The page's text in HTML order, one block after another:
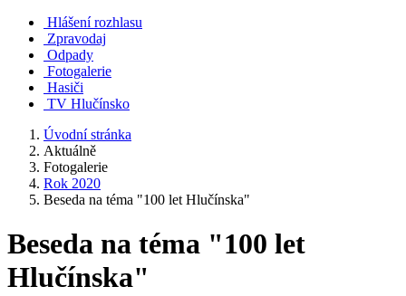
Hlášení rozhlasu
Zpravodaj
Odpady
Fotogalerie
Hasiči
TV Hlučínsko
Úvodní stránka
Aktuálně
Fotogalerie
Rok 2020
Beseda na téma "100 let Hlučínska"
Beseda na téma "100 let
Hlučínska"